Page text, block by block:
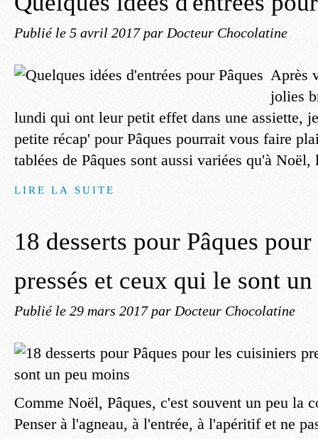
Publié le 5 avril 2017 par Docteur Chocolatine
Après
jolies
lundi qui ont leur petit effet dans une assiette,
petite récap' pour Pâques pourrait vous faire
tablées de Pâques sont aussi variées qu'à
LIRE LA SUITE
18 desserts pour Pâques
pressés et ceux qui le sont
Publié le 29 mars 2017 par Docteur Chocolatine
Comme Noël, Pâques, c'est souvent un peu la
Penser à l'agneau, à l'entrée, à l'apéritif et ne